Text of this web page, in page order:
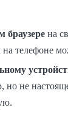
браузере на
на телефоне
но не